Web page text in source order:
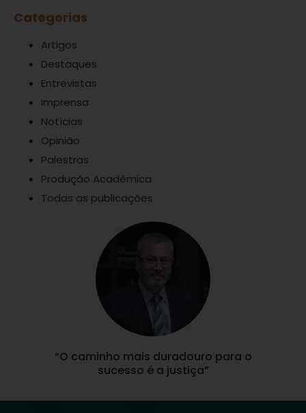
Categorias
Artigos
Destaques
Entrevistas
Imprensa
Notícias
Opinião
Palestras
Produção Acadêmica
Todas as publicações
“O caminho mais duradouro para o
sucesso é a justiça”